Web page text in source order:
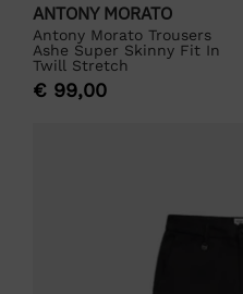
ANTONY MORATO
Antony Morato Trousers
Ashe Super Skinny Fit In
Twill Stretch
€ 99,00